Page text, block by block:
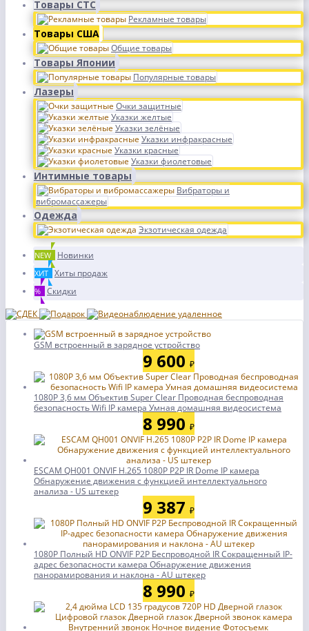
Товары СТС
Рекламные товары
Товары США
Общие товары
Товары Японии
Популярные товары
Лазеры
Очки защитные
Указки желтые
Указки зелёные
Указки инфракрасные
Указки красные
Указки фиолетовые
Интимные товары
Вибраторы и
вибромассажеры
Одежда
Экзотическая одежда
NEW Новинки
ХИТ Хиты продаж
% Скидки
GSM встроенный в зарядное устройство
9 600 ₽
1080P 3,6 мм Объектив Super Clear Проводная беспроводная
безопасность Wifi IP камера Умная домашняя видеосистема
8 990 ₽
ESCAM QH001 ONVIF H.265 1080P P2P IR Dome IP камера
Обнаружение движения с функцией интеллектуального
анализа - US штекер
9 387 ₽
1080P Полный HD ONVIF P2P Беспроводной IR Сокращенный IP-
адрес безопасности камера Обнаружение движения
панорамирования и наклона - AU штекер
8 990 ₽